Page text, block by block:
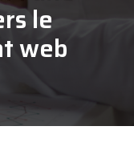
le
web